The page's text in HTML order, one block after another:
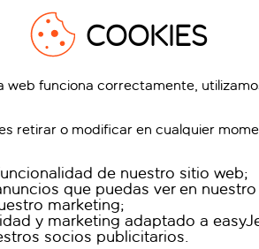
easyJet recopila y utiliza tus
del Aviso de privacidad de
COOKIES
web funciona correctamente,
retirar o modificar en cualquier
de nuestro sitio web;
que puedas ver en
marketing;
y marketing adaptado a
socios publicitarios.